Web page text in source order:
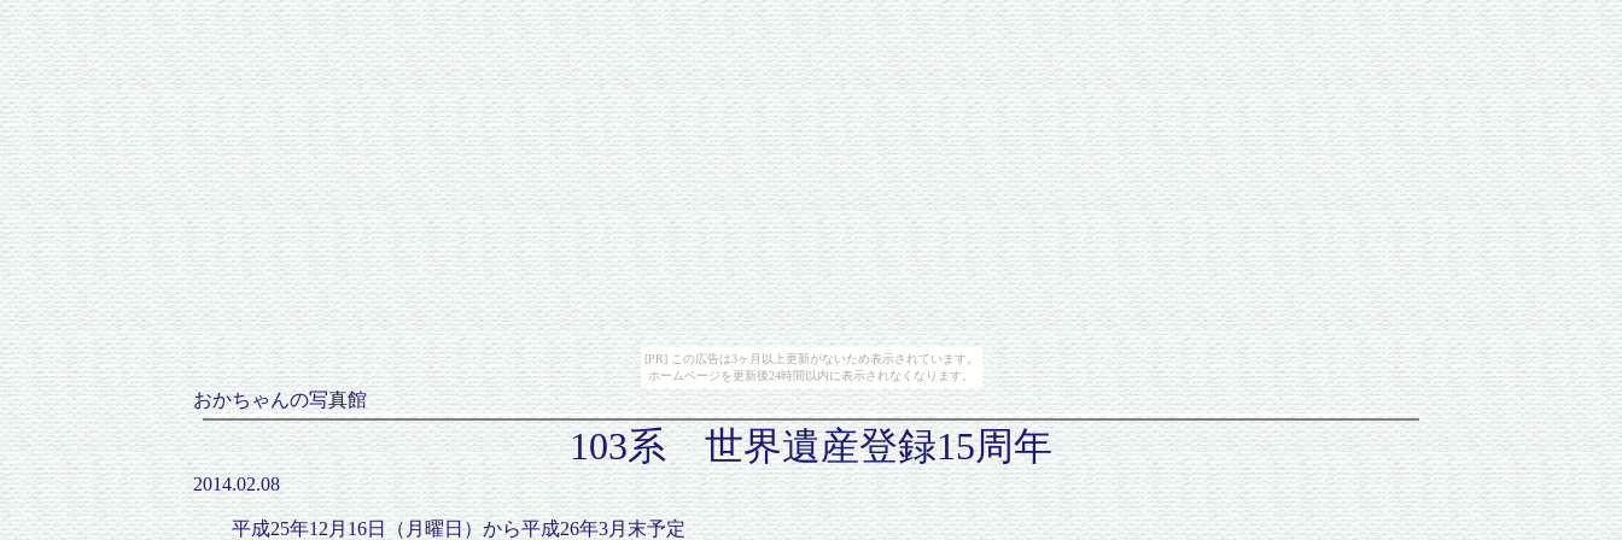
[PR] この広告は3ヶ月以上更新がないため表示されています。
ホームページを更新後24時間以内に表示されなくなります。
おかちゃんの写真館
103系 世界遺産登録15周年
2014.02.08
平成25年12月16日（月曜日）から平成26年3月末予定